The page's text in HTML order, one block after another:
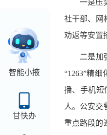
智能小掖
甘快办
一是压
社干部、网
劝返等安置
二是加
“1263”精细
播、手机短
人。公安交
重点路段的